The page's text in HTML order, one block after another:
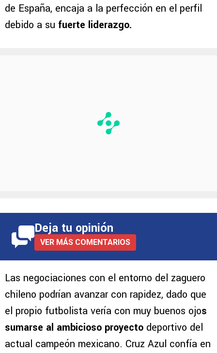
de España, encaja a la perfección en el perfil
debido a su fuerte liderazgo.
Deja tu opinión
VER MÁS COMENTARIOS
Las negociaciones con el entorno del zaguero
chileno podrían avanzar con rapidez, dado que
el propio futbolista vería con muy buenos ojos
sumarse al ambicioso proyecto deportivo del
actual campeón mexicano. Cruz Azul confía en